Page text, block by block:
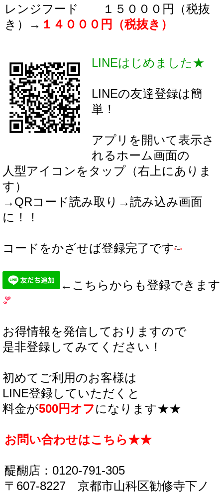
レンジフード １５０００円（税抜
き）→ １４０００円（税抜き）
LINEはじめました★
LINEの友達登録は簡
単！
アプリを開いて表示さ
れるホーム画面の
人型アイコンをタップ（右上にありま
す）
→QRコード読み取り→読み込み画面
に！！
コードをかざせば登録完了です
←こちらからも登録できます
お得情報を発信しておりますので
是非登録してみてください！
初めてご利用のお客様は
LINE登録していただくと
料金が500円オフになります★★
お問い合わせはこちら★★
醍醐店：0120-791-305
〒607-8227 京都市山科区勧修寺下ノ